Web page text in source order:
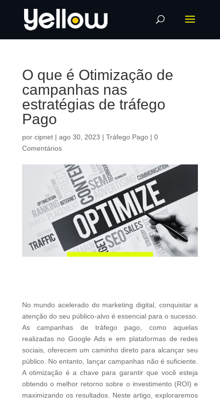
O que é Otimização de
campanhas nas
estratégias de tráfego
Pago
por cipnet| ago 30, 2023 | Tráfego Pago| 0
Comentários
No mundo acelerado do marketing digital, conquistar a
atenção do seu público-alvo é essencial para o sucesso.
As campanhas de tráfego pago, como aquelas
realizadas no Google Ads e em plataformas de redes
sociais, oferecem um caminho direto para alcançar seu
público. No entanto, lançar campanhas não é suficiente.
A otimização é a chave para garantir que você esteja
obtendo o melhor retorno sobre o investimento (ROI) e
maximizando os resultados. Neste artigo, exploraremos